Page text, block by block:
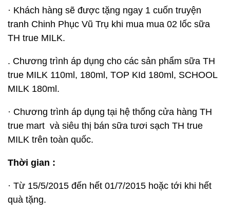
· Khách hàng sẽ được tặng ngay 1 cuốn truyện
tranh Chinh Phục Vũ Trụ khi mua mua 02 lốc sữa
TH true MILK.
. Chương trình áp dụng cho các sản phẩm sữa TH
true MILK 110ml, 180ml, TOP KId 180ml, SCHOOL
MILK 180ml.
· Chương trình áp dụng tại hệ thống cửa hàng TH
true mart và siêu thị bán sữa tươi sạch TH true
MILK trên toàn quốc.
Thời gian :
· Từ 15/5/2015 đến hết 01/7/2015 hoặc tới khi hết
quà tặng.